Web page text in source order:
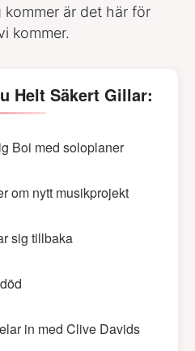
är det här för
kommer.
Helt Säkert Gillar:
Boi med soloplaner
om nytt musikprojekt
sig tillbaka
in med Clive Davids